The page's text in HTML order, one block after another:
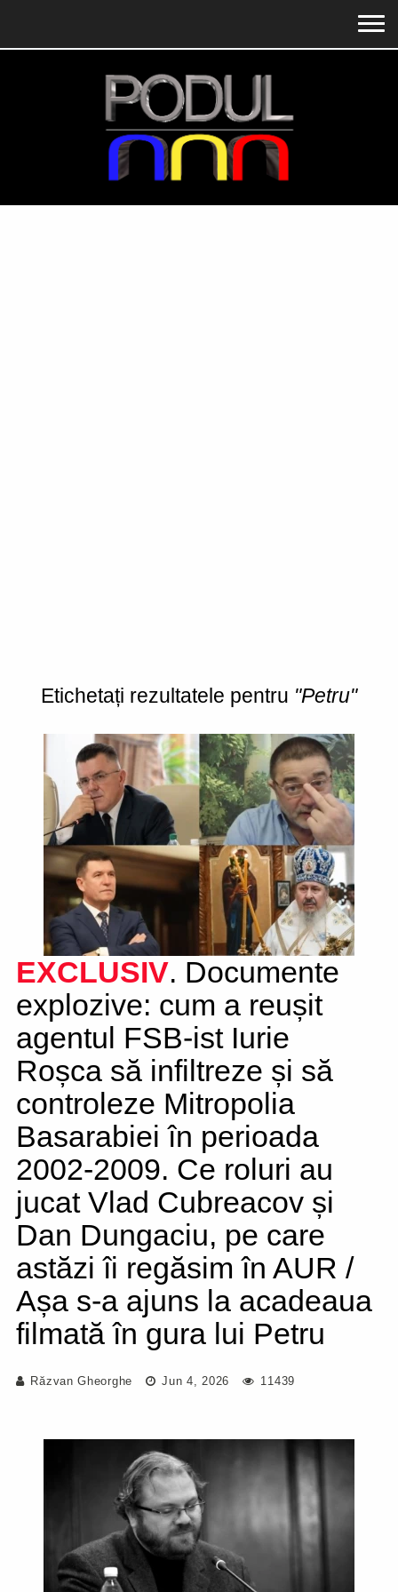
Etichetați rezultatele pentru "Petru"
EXCLUSIV. Documente
explozive: cum a reușit
agentul FSB-ist Iurie
Roșca să infiltreze și să
controleze Mitropolia
Basarabiei în perioada
2002-2009. Ce roluri au
jucat Vlad Cubreacov și
Dan Dungaciu, pe care
astăzi îi regăsim în AUR /
Așa s-a ajuns la acadeaua
filmată în gura lui Petru
Răzvan Gheorghe Jun 4, 2026 11439